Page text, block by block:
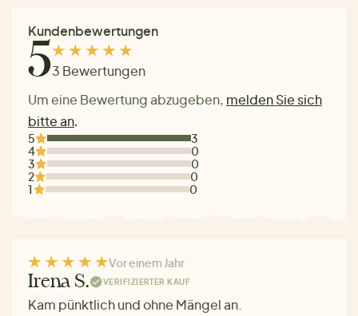
Kundenbewertungen
53 Bewertungen
Um eine Bewertung abzugeben, melden Sie sich
bitte an.
5
3
4
0
3
0
2
0
1
0
Vor einem Jahr
Irena S. VERIFIZIERTER KAUF
Kam pünktlich und ohne Mängel an.